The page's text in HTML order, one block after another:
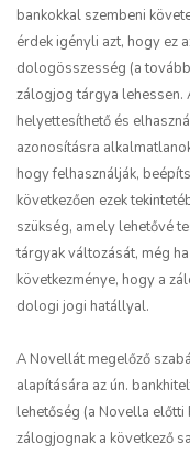
bankokkal szembeni
érdek igényli azt, hogy ez
dologösszesség (a
zálogjog tárgya lehessen.
helyettesíthető és
azonosításra
hogy felhasználják,
következően ezek
szükség, amely lehetővé
tárgyak változását, még
következménye, hogy a
dologi jogi hatállyal.
A Novellát megelőző
alapítására az ún.
lehetőség (a Novella
zálogjognak a következő